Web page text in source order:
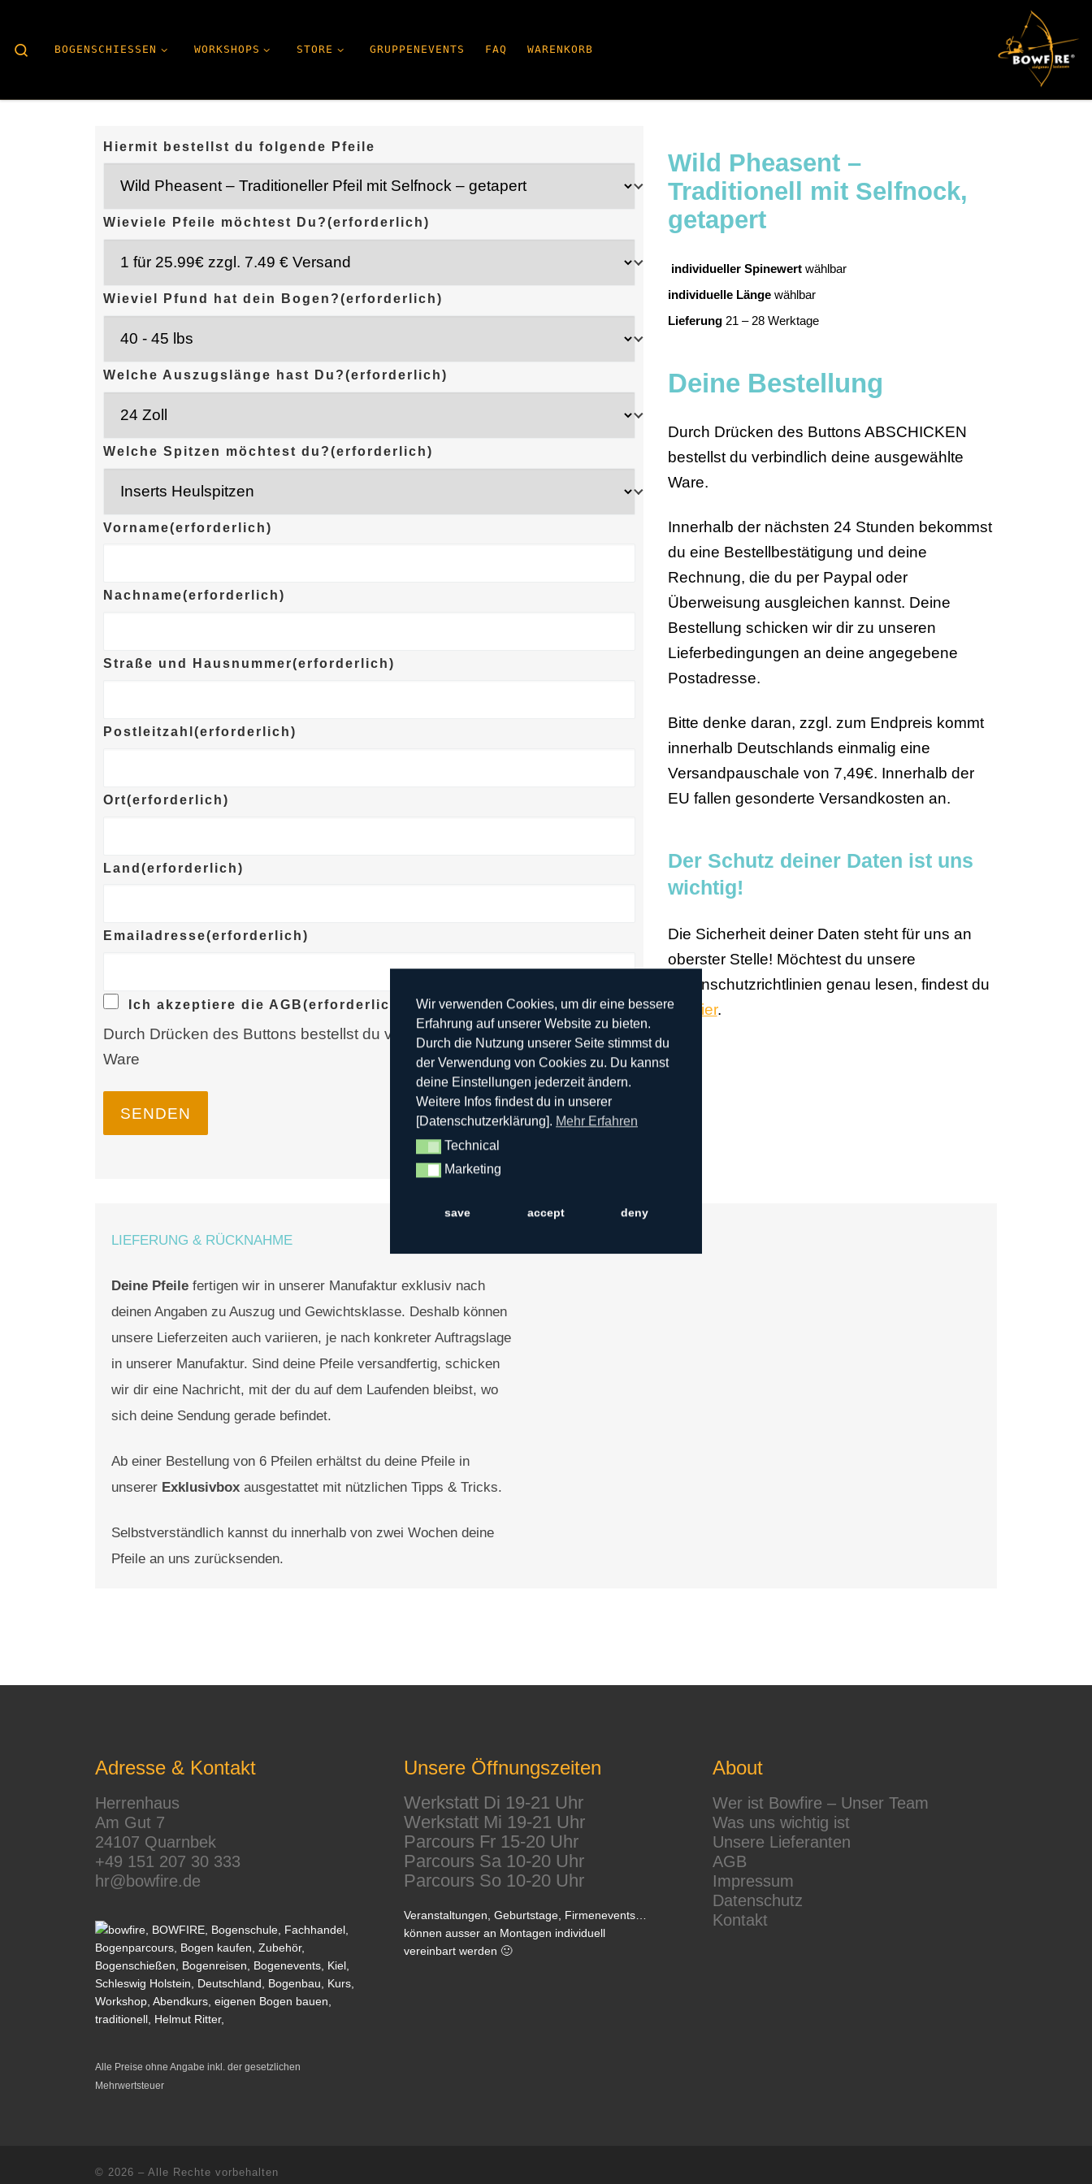
BOGENSCHIESSEN WORKSHOPS STORE GRUPPENEVENTS FAQ WARENKORB
Search
Hiermit bestellst du folgende Pfeile
Wieviele Pfeile möchtest Du?(erforderlich)
Wieviel Pfund hat dein Bogen?(erforderlich)
Welche Auszugslänge hast Du?(erforderlich)
Welche Spitzen möchtest du?(erforderlich)
Vorname(erforderlich)
Nachname(erforderlich)
Straße und Hausnummer(erforderlich)
Postleitzahl (erforderlich)
Ort(erforderlich)
Land (erforderlich)
Emailadresse(erforderlich)
Ich akzeptiere die AGB(erforderlich)
Durch Drücken des Buttons bestellst du verbindlich deine ausgewählte
Ware
SENDEN
Wild Pheasent –
Traditionell mit Selfnock,
getapert
individueller Spinewert wählbar
individuelle Länge wählbar
Lieferung21 – 28 Werktage
Deine Bestellung
Durch Drücken des Buttons ABSCHICKEN
bestellst du verbindlich deine ausgewählte
Ware.
Innerhalb der nächsten 24 Stunden bekommst
du eine Bestellbestätigung und deine
Rechnung, die du per Paypal oder
Überweisung ausgleichen kannst. Deine
Bestellung schicken wir dir zu unseren
Lieferbedingungen an deine angegebene
Postadresse.
Bitte denke daran, zzgl. zum Endpreis kommt
innerhalb Deutschlands einmalig eine
Versandpauschale von 7,49€. Innerhalb der
EU fallen gesonderte Versandkosten an.
Der Schutz deiner Daten ist uns
wichtig!
Die Sicherheit deiner Daten steht für uns an
oberster Stelle! Möchtest du unsere
Datenschutzrichtlinien genau lesen, findest du
sie
hier.
LIEFERUNG & RÜCKNAHME
Deine Pfeile fertigen wir in unserer Manufaktur exklusiv nach
deinen Angaben zu Auszug und Gewichtsklasse. Deshalb können
unsere Lieferzeiten auch variieren, je nach konkreter Auftragslage
in unserer Manufaktur. Sind deine Pfeile versandfertig, schicken
wir dir eine Nachricht, mit der du auf dem Laufenden bleibst, wo
sich deine Sendung gerade befindet.
Ab einer Bestellung von 6 Pfeilen erhältst du deine Pfeile in
unserer Exklusivbox ausgestattet mit nützlichen Tipps & Tricks.
Selbstverständlich kannst du innerhalb von zwei Wochen deine
Pfeile an uns zurücksenden.
Adresse & Kontakt
Herrenhaus
Am Gut 7
24107 Quarnbek
+49 151 207 30 333
hr@bowfire.de
Alle Preise ohne Angabe inkl. der gesetzlichen
Mehrwertsteuer
Unsere Öffnungszeiten
Werkstatt Di 19-21 Uhr
Werkstatt Mi 19-21 Uhr
Parcours Fr 15-20 Uhr
Parcours Sa 10-20 Uhr
Parcours So 10-20 Uhr
Veranstaltungen, Geburtstage, Firmenevents…
können ausser an Montagen individuell
vereinbart werden 🙂
About
Wer ist Bowfire – Unser Team
Was uns wichtig ist
Unsere Lieferanten
AGB
Impressum
Datenschutz
Kontakt
© 2026 – Alle Rechte vorbehalten
Wir verwenden Cookies, um dir eine bessere
Erfahrung auf unserer Website zu bieten.
Durch die Nutzung unserer Seite stimmst du
der Verwendung von Cookies zu. Du kannst
deine Einstellungen jederzeit ändern.
Weitere Infos findest du in unserer
[Datenschutzerklärung]. Mehr Erfahren
Technical
Technical
Marketing
Marketing
save accept deny